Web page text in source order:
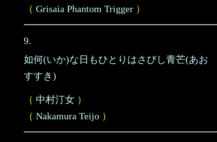
（ Grisaia Phantom Trigger ）
9.
如何(いか)な日もひとりはさびし青芒(あお
すすき)
（ 中村汀女 ）
（ Nakamura Teijo ）